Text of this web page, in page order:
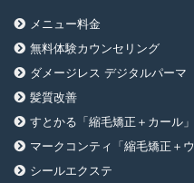
メニュー料金
無料体験カウンセリング
ダメージレス デジタルパーマ
髪質改善
すとかる「縮毛矯正＋カール」
マークコンティ「縮毛矯正＋ウ
シールエクステ